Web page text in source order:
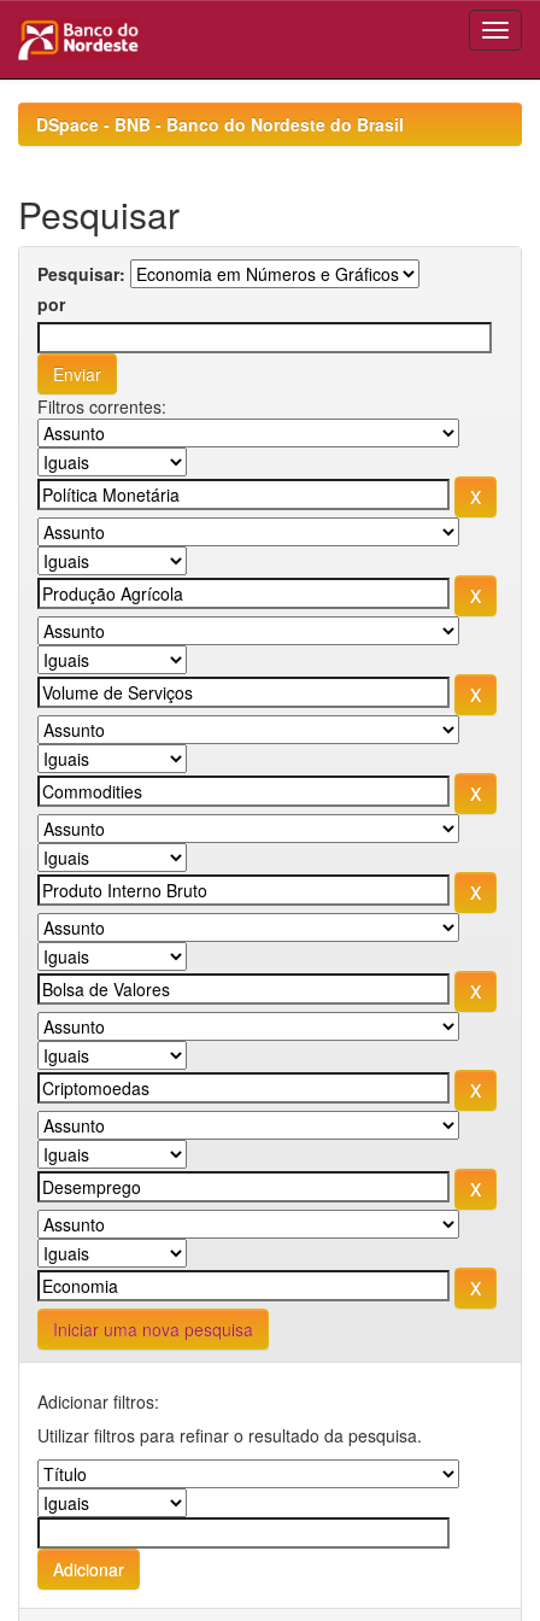
navigationDSpace - BNB - Banco do Nordeste do Brasil
Pesquisar
Pesquisar:
por
Filtros correntes:
Iniciar uma nova pesquisa
Adicionar filtros:
Utilizar filtros para refinar o resultado da pesquisa.